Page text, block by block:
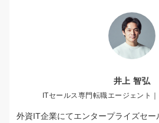
井上 智弘
ITセールス専門転職エージェント
外資IT企業にてエンタープライズセ